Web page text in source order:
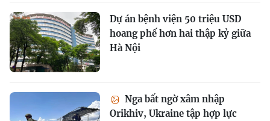
Dự án bệnh viện 50 triệu USD
hoang phế hơn hai thập kỷ giữa
Hà Nội
Nga bất ngờ xâm nhập
Orikhiv, Ukraine tập hợp lực